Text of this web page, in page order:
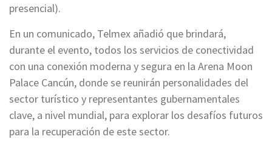
presencial).
En un comunicado, Telmex añadió que brindará,
durante el evento, todos los servicios de conectividad
con una conexión moderna y segura en la Arena Moon
Palace Cancún, donde se reunirán personalidades del
sector turístico y representantes gubernamentales
clave, a nivel mundial, para explorar los desafíos futuros
para la recuperación de este sector.